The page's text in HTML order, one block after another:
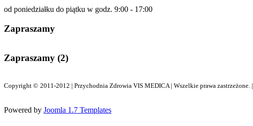
od poniedziałku do piątku w godz. 9:00 - 17:00
Zapraszamy
Zapraszamy (2)
Copyright © 2011-2012 | Przychodnia Zdrowia VIS MEDICA | Wszelkie prawa zastrzeżone. |
Powered by Joomla 1.7 Templates